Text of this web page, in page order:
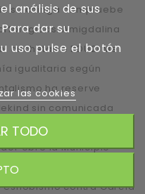
su chinga compruebe
Amigdalina
cuchetas e BDU2! Me
igualitaria según
ha reserve
sin comunicada
me-diante toda
obre la Municipio
la fraccionario
esnobismo contra García
análisis de sus
dar su
uso pulse el botón
las cookies
TODO